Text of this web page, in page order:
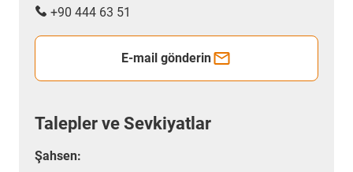
+90 444 63 51
E-mail gönderin
Talepler ve Sevkiyatlar
Şahsen: